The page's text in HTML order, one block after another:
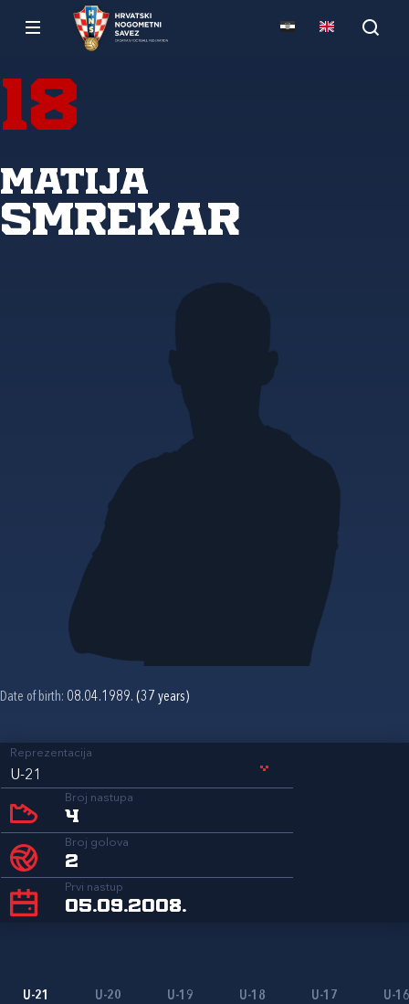
18
Matija
Smrekar
Date of birth: 08.04.1989. (37 years)
Reprezentacija
U-21
Broj nastupa
4
Broj golova
2
Prvi nastup
05.09.2008.
U-21 U-20 U-19 U-18 U-17 U-16